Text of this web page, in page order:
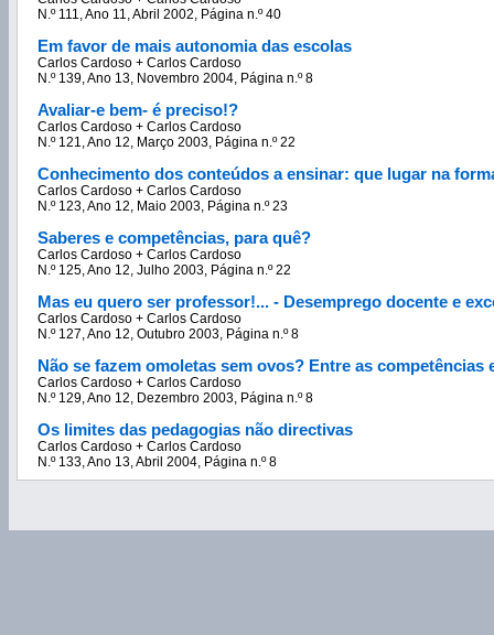
N.º 111, Ano 11, Abril 2002, Página n.º 40
Em favor de mais autonomia das escolas
Carlos Cardoso + Carlos Cardoso
N.º 139, Ano 13, Novembro 2004, Página n.º 8
Avaliar-e bem- é preciso!?
Carlos Cardoso + Carlos Cardoso
N.º 121, Ano 12, Março 2003, Página n.º 22
Conhecimento dos conteúdos a ensinar: que lugar na
Carlos Cardoso + Carlos Cardoso
N.º 123, Ano 12, Maio 2003, Página n.º 23
Saberes e competências, para quê?
Carlos Cardoso + Carlos Cardoso
N.º 125, Ano 12, Julho 2003, Página n.º 22
Mas eu quero ser professor!... - Desemprego docente e
Carlos Cardoso + Carlos Cardoso
N.º 127, Ano 12, Outubro 2003, Página n.º 8
Não se fazem omoletas sem ovos? Entre as competências
Carlos Cardoso + Carlos Cardoso
N.º 129, Ano 12, Dezembro 2003, Página n.º 8
Os limites das pedagogias não directivas
Carlos Cardoso + Carlos Cardoso
N.º 133, Ano 13, Abril 2004, Página n.º 8